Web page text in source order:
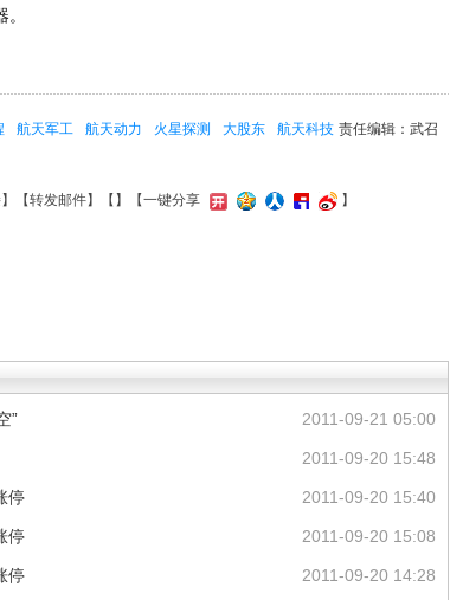
责任编辑：武召
航天军工 航天动力 火星探测 大股东
航天科技
】【转发邮件】【 】 【一键分享 】
2011-09-21 05:00
”
2011-09-20 15:48
2011-09-20 15:40
停
2011-09-20 15:08
停
2011-09-20 14:28
停